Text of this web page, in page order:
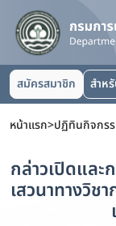
สมัครสมาชิก สำห
หน้าแรก>ปฏิทินกิจกร
กล่าวเปิดและ
เสวนาทางวิช